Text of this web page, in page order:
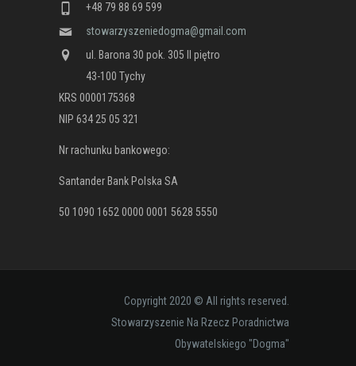
+48 79 88 69 599
stowarzyszeniedogma@gmail.com
ul. Barona 30 pok. 305 II piętro
43-100 Tychy
KRS 0000175368
NIP 634 25 05 321
Nr rachunku bankowego:
Santander Bank Polska SA
50 1090 1652 0000 0001 5628 5550
Copyright 2020 © All rights reserved.
Stowarzyszenie Na Rzecz Poradnictwa
Obywatelskiego "Dogma"